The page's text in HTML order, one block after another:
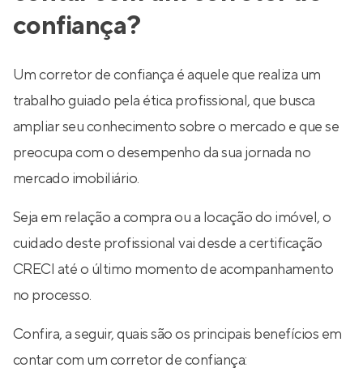
confiança?
Um corretor de confiança é aquele que realiza um
trabalho guiado pela ética profissional, que busca
ampliar seu conhecimento sobre o mercado e que se
preocupa com o desempenho da sua jornada no
mercado imobiliário.
Seja em relação a compra ou a locação do imóvel, o
cuidado deste profissional vai desde a certificação
CRECI até o último momento de acompanhamento
no processo.
Confira, a seguir, quais são os principais benefícios em
contar com um corretor de confiança: